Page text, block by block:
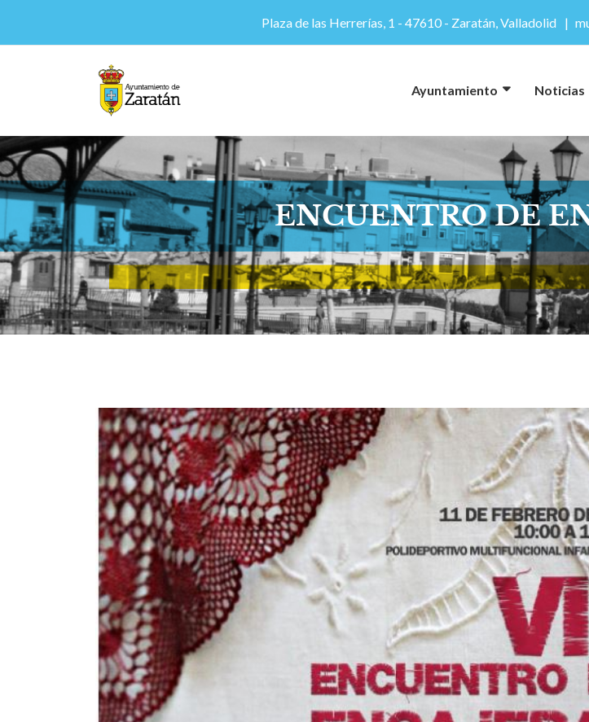
Plaza de las Herrerías, 1 - 47610 - Zaratán, Valladolid
Ayuntamiento Noticias
ENCUENTRO DE